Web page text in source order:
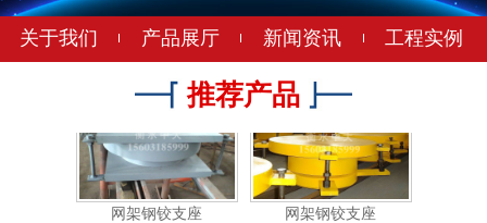
关于我们 产品展厅 新闻资讯 工程实例
推荐产品